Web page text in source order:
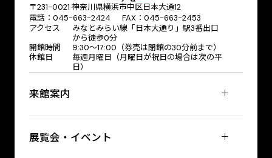
〒231-0021 神奈川県横浜市中区日本大通12
電話：045-663-2424 FAX：045-663-2453
アクセス
みなとみらい線「日本大通り」駅3番出口
から徒歩0分
開館時間
9:30～17:00（券売は閉館の30分前まで）
休館日
毎週月曜日（月曜日が祝日の場合は次の平
日）
来館案内
展覧会・イベント